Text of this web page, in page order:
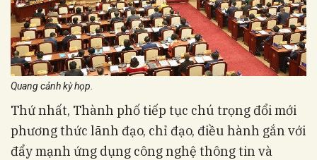
Quang cảnh kỳ họp.
Thứ nhất, Thành phố tiếp tục chú trọng đổi mới
phương thức lãnh đạo, chỉ đạo, điều hành gắn với
đẩy mạnh ứng dụng công nghệ thông tin và